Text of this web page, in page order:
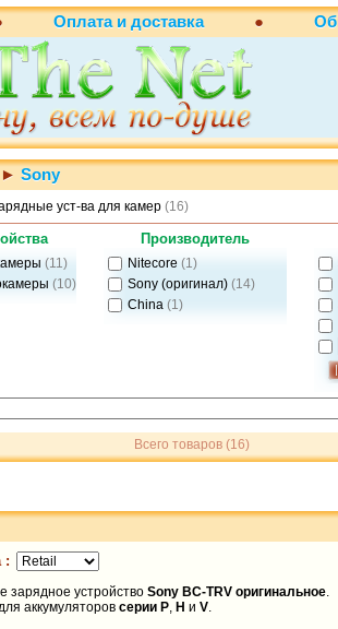
Оплата и доставка ●
Sony
уст-ва для камер (16)
Производитель
(11)
(10)
Nitecore (1)
Sony (оригинал) (14)
China (1)
Всего товаров (16)
:
зарядное устройство Sony BC-TRV оригинальное.
аккумуляторов серии P, H и V.